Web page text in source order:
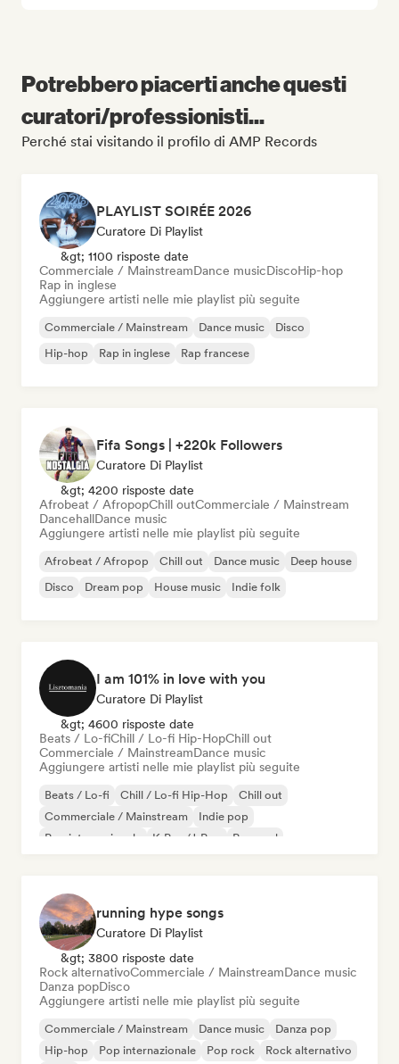
Potrebbero piacerti anche questi
curatori/professionisti...
Perché stai visitando il profilo di AMP Records
PLAYLIST SOIRÉE 2026
Curatore Di Playlist
&gt; 1100 risposte date
Commerciale / MainstreamDance musicDiscoHip-hop
Rap in inglese
Aggiungere artisti nelle mie playlist più seguite
Commerciale / Mainstream Dance music
Disco
Hip-hop
Rap in inglese Rap francese
Fifa Songs | +220k Followers
Curatore Di Playlist
&gt; 4200 risposte date
Afrobeat / AfropopChill outCommerciale / Mainstream
DancehallDance music
Aggiungere artisti nelle mie playlist più seguite
Afrobeat / Afropop Chill out Dance music
Deep house
Disco
Dream pop House music Indie folk
I am 101% in love with you
Curatore Di Playlist
&gt; 4600 risposte date
Beats / Lo-fiChill / Lo-fi Hip-HopChill out
Commerciale / MainstreamDance music
Aggiungere artisti nelle mie playlist più seguite
Beats / Lo-fi Chill / Lo-fi Hip-Hop
Chill out
Commerciale / Mainstream
Indie pop
Pop internazionale
K-Pop/J-Pop Pop soul
running hype songs
Curatore Di Playlist
&gt; 3800 risposte date
Rock alternativoCommerciale / MainstreamDance music
Danza popDisco
Aggiungere artisti nelle mie playlist più seguite
Commerciale / Mainstream Dance music
Danza pop
Hip-hop
Pop internazionale Pop rock
Rock alternativo